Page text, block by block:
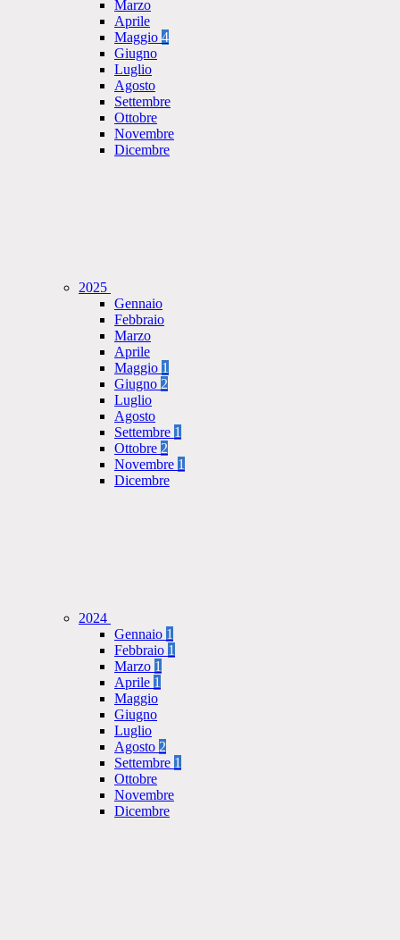
Marzo
Aprile
Maggio 4
Giugno
Luglio
Agosto
Settembre
Ottobre
Novembre
Dicembre
2025
Gennaio
Febbraio
Marzo
Aprile
Maggio 1
Giugno 2
Luglio
Agosto
Settembre 1
Ottobre 2
Novembre 1
Dicembre
2024
Gennaio 1
Febbraio 1
Marzo 1
Aprile 1
Maggio
Giugno
Luglio
Agosto 2
Settembre 1
Ottobre
Novembre
Dicembre